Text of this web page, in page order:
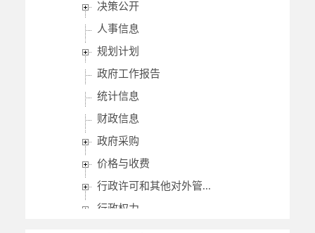
决策公开
人事信息
规划计划
政府工作报告
统计信息
财政信息
政府采购
价格与收费
行政许可和其他对外管...
行政权力